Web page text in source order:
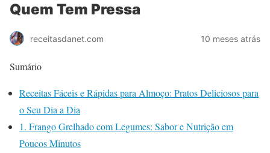
Quem Tem Pressa
receitasdanet.com 10 meses atrás
Sumário
Receitas Fáceis e Rápidas para Almoço: Pratos Deliciosos para
o Seu Dia a Dia
1. Frango Grelhado com Legumes: Sabor e Nutrição em
Poucos Minutos